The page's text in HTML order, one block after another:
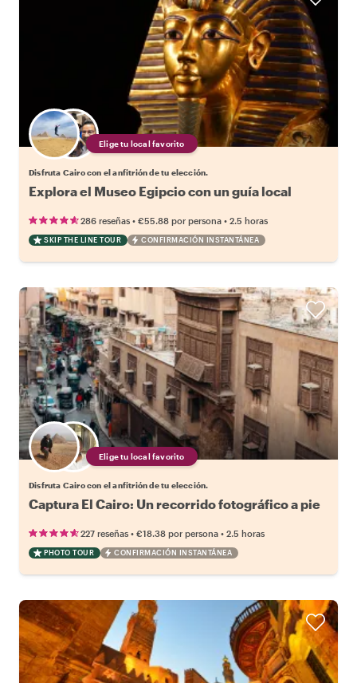
Elige tu local favorito
Disfruta Cairo con el anfitrión de tu elección.
Explora el Museo Egipcio con un guía local
286 reseñas • €55.88 por persona • 2.5 horas
SKIP THE LINE TOUR CONFIRMACIÓN INSTANTÁNEA
Elige tu local favorito
Disfruta Cairo con el anfitrión de tu elección.
Captura El Cairo: Un recorrido fotográfico a pie
227 reseñas • €18.38 por persona • 2.5 horas
PHOTO TOUR CONFIRMACIÓN INSTANTÁNEA